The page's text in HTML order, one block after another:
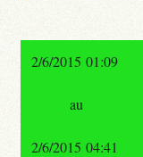
2/6/2015 01:09
au
2/6/2015 04:41